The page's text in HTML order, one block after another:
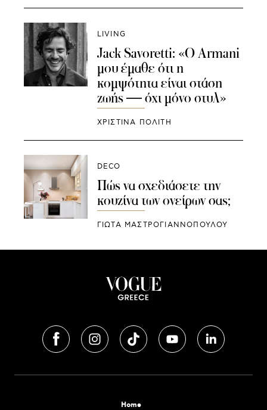
LIVING
Jack Savoretti: «Ο Armani
μου έμαθε ότι η
κομψότητα είναι στάση
ζωής — όχι μόνο στυλ»
ΧΡΙΣΤΙΝΑ ΠΟΛΙΤΗ
DECO
Πώς να σχεδιάσετε την
κουζίνα των ονείρων σας;
ΓΙΩΤΑ ΜΑΣΤΡΟΓΙΑΝΝΟΠΟΥΛΟΥ
Home